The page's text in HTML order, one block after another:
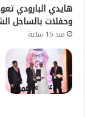
هايدي البارودي
وحفلات بالساحل
منذ 15 ساعة